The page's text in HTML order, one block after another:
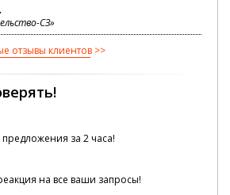
СЗ»
отзывы клиентов
за 2 часа!
на все ваши запросы!